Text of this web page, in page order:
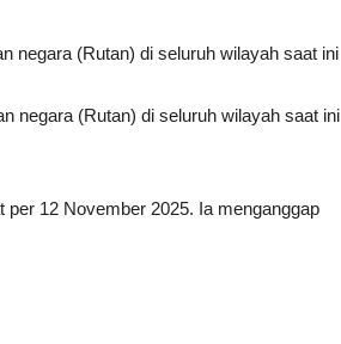
negara (Rutan) di seluruh wilayah saat ini
negara (Rutan) di seluruh wilayah saat ini
12 November 2025. Ia menganggap